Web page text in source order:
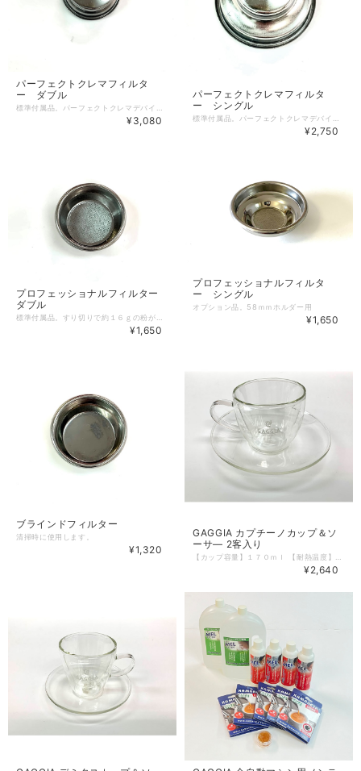
パーフェクトクレマフィルタ
ー ダブル
¥3,080
パーフェクトクレマフィルタ
ー シングル
¥2,750
プロフェッショナルフィルター
ダブル
¥1,650
プロフェッショナルフィルタ
ー シングル
オプション品。58ｍｍホルダー用
¥1,650
ブラインドフィルター
清掃時に使用します。
¥1,320
GAGGIA カプチーノカップ＆ソ
ーサ— 2客入り
¥2,640